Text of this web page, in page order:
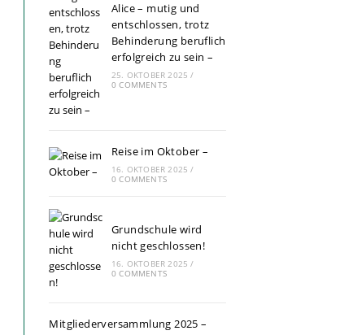
Alice – mutig und
entschlossen, trotz
Behinderung beruflich
erfolgreich zu sein –
25. OKTOBER 2025 /
0 COMMENTS
Reise im Oktober –
16. OKTOBER 2025 /
0 COMMENTS
Grundschule wird
nicht geschlossen!
16. OKTOBER 2025 /
0 COMMENTS
Mitgliederversammlung 2025 –